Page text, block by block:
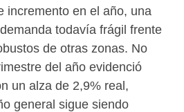
incremento en el año, una
todavía frágil frente
de otras zonas. No
del año evidenció
un alza de 2,9% real,
general sigue siendo